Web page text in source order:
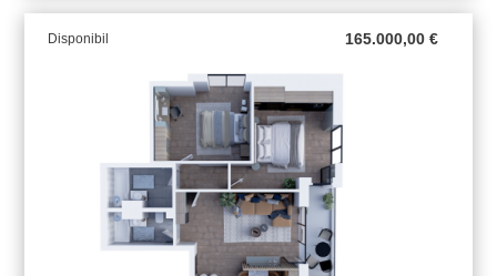
Disponibil 165.000,00 €